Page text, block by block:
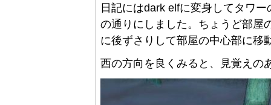
日記にはdark elfに変身してタワ
の通りにしました。ちょうど部屋
に後ずさりして部屋の中心部に移
西の方向を良くみると、見覚えの